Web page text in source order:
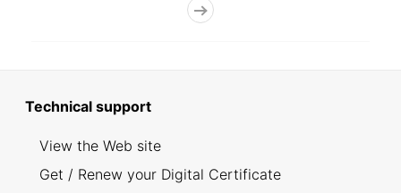
Technical support
View the Web site
Get / Renew your Digital Certificate